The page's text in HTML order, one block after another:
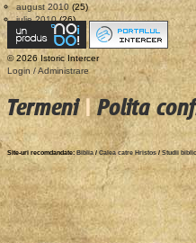
august 2010 (25)
iulie 2010(26)
© 2026 Istoric Intercer
Login / Administrare
Termeni|Polita
Site-uri recomdandate: Biblia/ Calea catre Hristos / Studii